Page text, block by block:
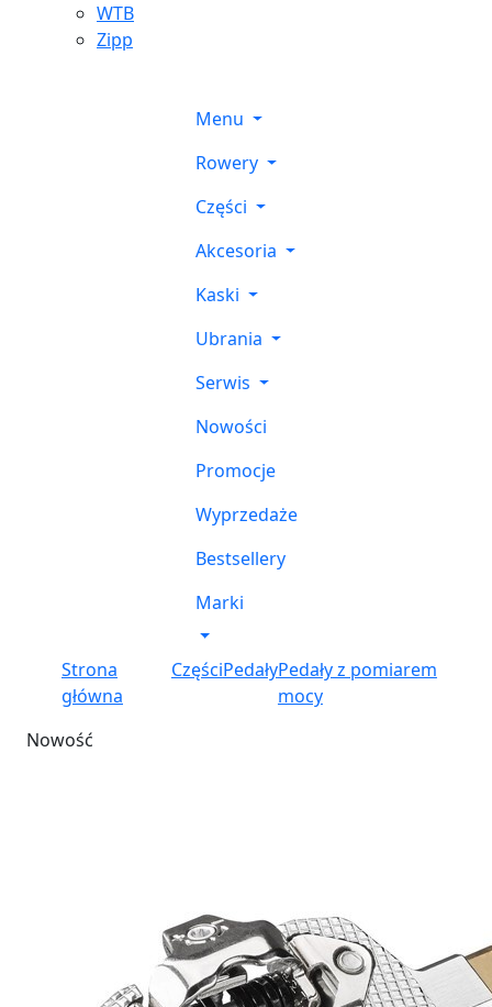
WTB
Zipp
Menu
Rowery
Części
Akcesoria
Kaski
Ubrania
Serwis
Nowości
Promocje
Wyprzedaże
Bestsellery
Marki
Strona
główna
CzęściPedałyPedały z pomiarem
mocy
Nowość